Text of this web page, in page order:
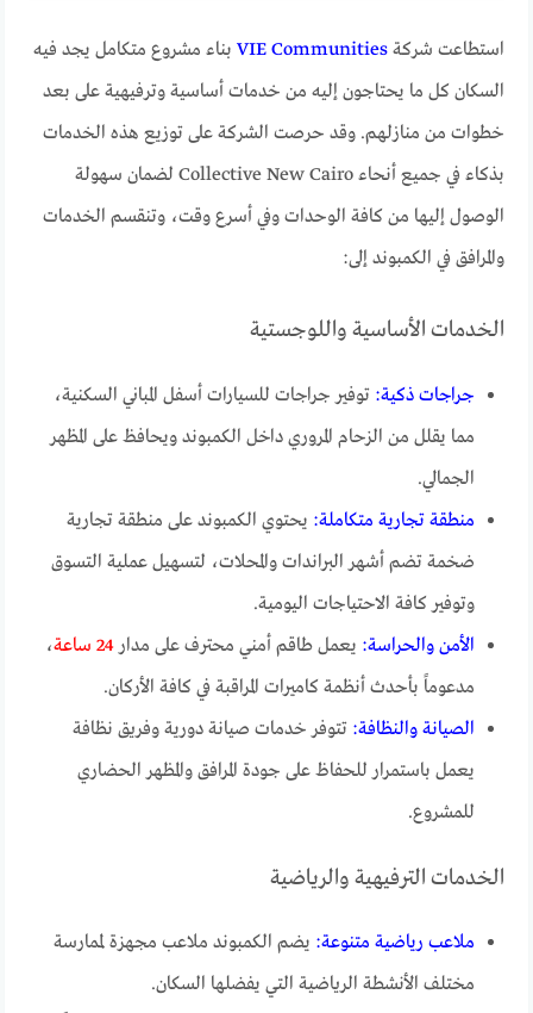
استطاعت شركةVIE Communities بناء مشروع متكامل يجد فيه
السكان كل ما يحتاجون إليه من خدمات أساسية وترفيهية على بعد
خطوات من منازلهم. وقد حرصت الشركة على توزيع هذه الخدمات
بذكاء في جميع أنحاء Collective New Cairo لضمان سهولة
الوصول إليها من كافة الوحدات وفي أسرع وقت، وتنقسم الخدمات
والمرافق في الكمبوند إلى:
الخدمات الأساسية واللوجستية
جراجات ذكية: توفير جراجات للسيارات أسفل المباني السكنية،
مما يقلل من الزحام المروري داخل الكمبوند ويحافظ على المظهر
الجمالي.
منطقة تجارية متكاملة: يحتوي الكمبوند على منطقة تجارية
ضخمة تضم أشهر البراندات والمحلات، لتسهيل عملية التسوق
وتوفير كافة الاحتياجات اليومية.
الأمن والحراسة: يعمل طاقم أمني محترف على مدار24 ساعة
،
مدعوماً بأحدث أنظمة كاميرات المراقبة في كافة الأركان.
الصيانة والنظافة: تتوفر خدمات صيانة دورية وفريق نظافة
يعمل باستمرار للحفاظ على جودة المرافق والمظهر الحضاري
للمشروع.
الخدمات الترفيهية والرياضية
ملاعب رياضية متنوعة: يضم الكمبوند ملاعب مجهزة لممارسة
مختلف الأنشطة الرياضية التي يفضلها السكان.